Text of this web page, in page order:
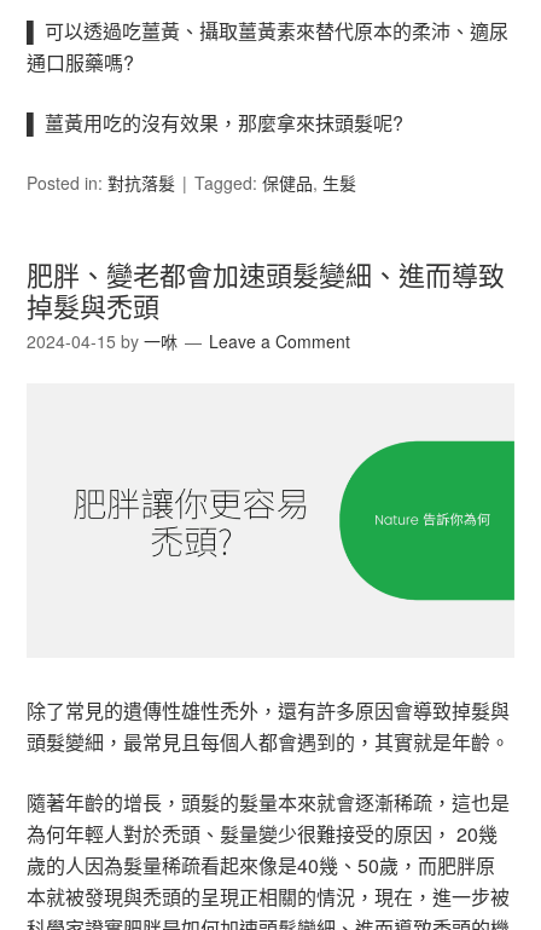
▌ 可以透過吃薑黃、攝取薑黃素來替代原本的柔沛、適尿
通口服藥嗎?
▌ 薑黃用吃的沒有效果，那麼拿來抹頭髮呢?
Posted in:對抗落髮 Tagged:保健品, 生髮
肥胖、變老都會加速頭髮變細、進而導致
掉髮與禿頭
2024-04-15 by一咻 Leave a Comment
除了常見的遺傳性雄性禿外，還有許多原因會導致掉髮與
頭髮變細，最常見且每個人都會遇到的，其實就是年齡。
隨著年齡的增長，頭髮的髮量本來就會逐漸稀疏，這也是
為何年輕人對於禿頭、髮量變少很難接受的原因， 20幾
歲的人因為髮量稀疏看起來像是40幾、50歲，而肥胖原
本就被發現與禿頭的呈現正相關的情況，現在，進一步被